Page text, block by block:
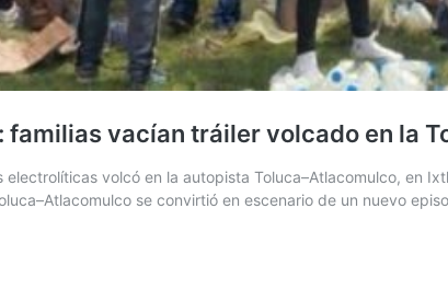
familias vacían tráiler volcado en la
volcó en la autopista Toluca–Atlacomulco, en
se convirtió en escenario de un nuevo